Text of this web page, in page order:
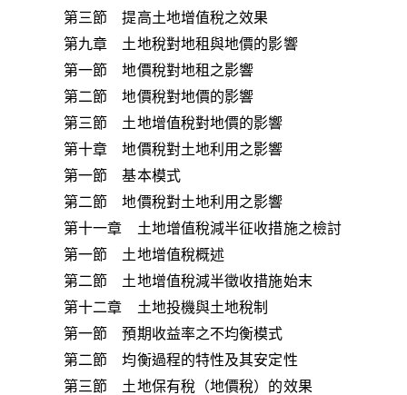
第三節 提高土地增值稅之效果
第九章 土地稅對地租與地價的影響
第一節 地價稅對地租之影響
第二節 地價稅對地價的影響
第三節 土地增值稅對地價的影響
第十章 地價稅對土地利用之影響
第一節 基本模式
第二節 地價稅對土地利用之影響
第十一章 土地增值稅減半征收措施之檢討
第一節 土地增值稅概述
第二節 土地增值稅減半徵收措施始末
第十二章 土地投機與土地稅制
第一節 預期收益率之不均衡模式
第二節 均衡過程的特性及其安定性
第三節 土地保有稅（地價稅）的效果